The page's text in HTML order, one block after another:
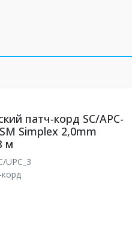
патч-корд SC/APC-
Simplex 2,0mm
м
UPC_3